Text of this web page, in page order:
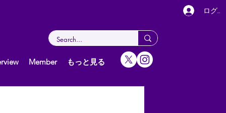
ログ
Member もっと見る